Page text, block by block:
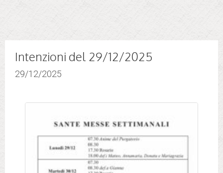
Intenzioni del 29/12/2025
29/12/2025